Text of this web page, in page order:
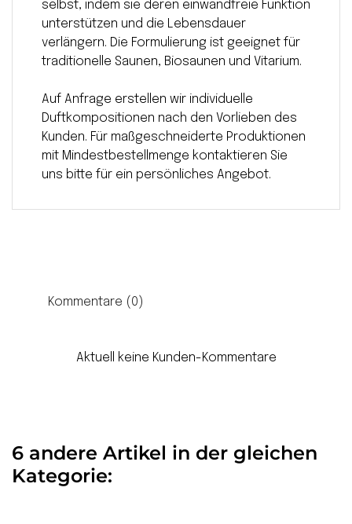
selbst, indem sie deren einwandfreie Funktion
unterstützen und die Lebensdauer
verlängern. Die Formulierung ist geeignet für
traditionelle Saunen, Biosaunen und Vitarium.
Auf Anfrage erstellen wir individuelle
Duftkompositionen nach den Vorlieben des
Kunden. Für maßgeschneiderte Produktionen
mit Mindestbestellmenge kontaktieren Sie
uns bitte für ein persönliches Angebot.
Kommentare (0)
Aktuell keine Kunden-Kommentare
6 andere Artikel in der gleichen
Kategorie: